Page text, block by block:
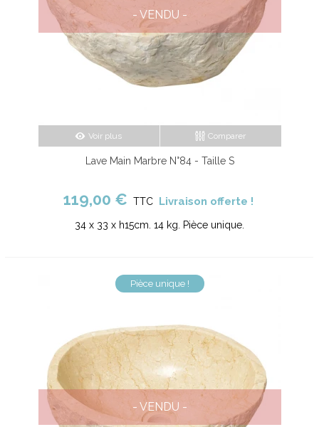
- VENDU -
Voir plus Comparer
Lave Main Marbre N°84 - Taille S
119,00 € TTC Livraison offerte !
34 x 33 x h15cm. 14 kg. Pièce unique.
Pièce unique !
- VENDU -